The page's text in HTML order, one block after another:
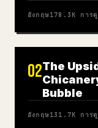
อังกฤษ178.3K การดู
02The
Bubble
อังกฤษ131.7K การดู